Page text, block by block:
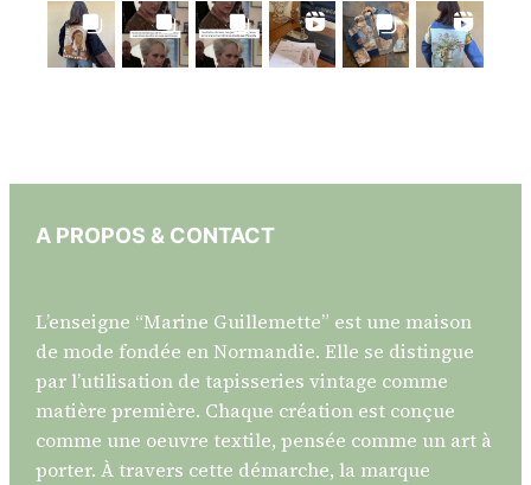
A PROPOS & CONTACT
L’enseigne “Marine Guillemette” est une maison
de mode fondée en Normandie. Elle se distingue
par l’utilisation de tapisseries vintage comme
matière première. Chaque création est conçue
comme une oeuvre textile, pensée comme un art à
porter. À travers cette démarche, la marque